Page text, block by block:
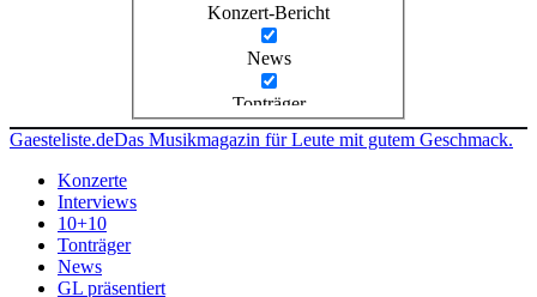
Konzert-Bericht
News
Tonträger
Gaesteliste.deDas Musikmagazin für Leute mit gutem Geschmack.
Konzerte
Interviews
10+10
Tonträger
News
GL präsentiert